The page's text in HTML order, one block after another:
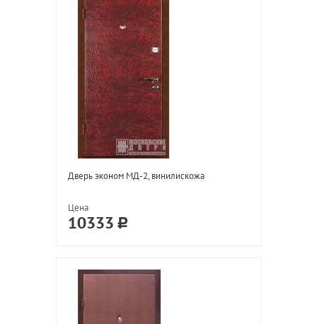
Дверь эконом МД-2, винилискожа
Цена
10333